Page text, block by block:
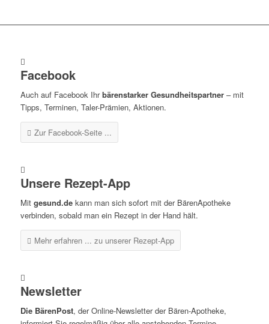
Facebook
Auch auf Facebook Ihrbärenstarker Gesundheitspartner– mit
Tipps, Terminen, Taler-Prämien, Aktionen.
Zur Facebook-Seite ...
Unsere Rezept-App
Mit gesund.dekann man sich sofort mit der BärenApotheke
verbinden, sobald man ein Rezept in der Hand hält.
Mehr erfahren ... zu unserer Rezept-App
Newsletter
Die BärenPost, der Online-Newsletter der Bären-Apotheke,